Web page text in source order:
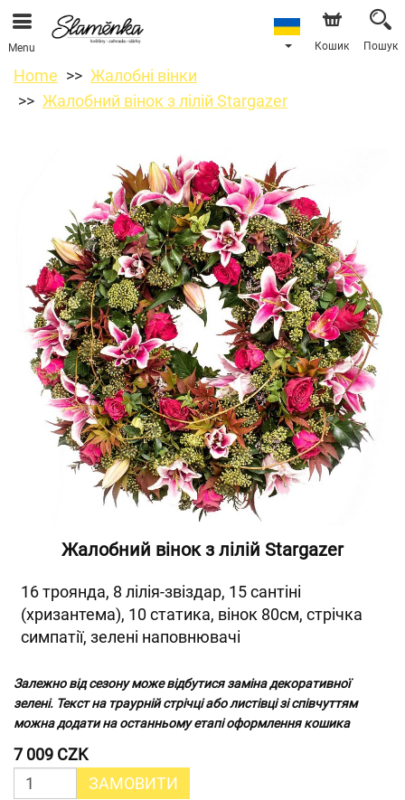
Menu Кошик Пошук
Home
Жалобні вінки
Жалобний вінок з лілій Stargazer
Жалобний вінок з лілій Stargazer
16 троянда, 8 лілія-звіздар, 15 сантіні
(хризантема), 10 статика, вінок 80см, стрічка
симпатії, зелені наповнювачі
Залежно від сезону може відбутися заміна декоративної
зелені. Текст на траурній стрічці або листівці зі співчуттям
можна додати на останньому етапі оформлення кошика
7 009 CZK
ЗАМОВИТИ